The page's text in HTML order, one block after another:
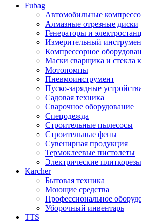
Fubag
Автомобильные
Алмазные отрезные диски
Генераторы и
Измерительный
Компрессорное
Маски сварщика и стекла
Мотопомпы
Пневмоинструмент
Пуско-зарядные
Садовая техника
Сварочное оборудование
Спецодежда
Строительные пылесосы
Строительные фены
Сувенирная продукция
Термоклеевые пистолеты
Электрические
Karcher
Бытовая техника
Моющие средства
Профессиональное
Уборочный инвентарь
TTS